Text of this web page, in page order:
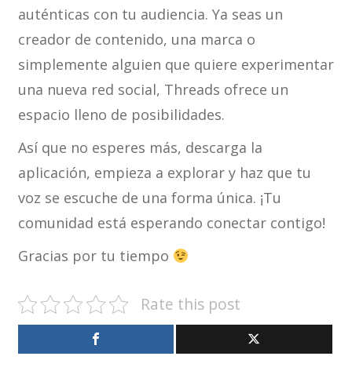
auténticas con tu audiencia. Ya seas un
creador de contenido, una marca o
simplemente alguien que quiere experimentar
una nueva red social, Threads ofrece un
espacio lleno de posibilidades.
Así que no esperes más, descarga la
aplicación, empieza a explorar y haz que tu
voz se escuche de una forma única. ¡Tu
comunidad está esperando conectar contigo!
Gracias por tu tiempo
Rate this post